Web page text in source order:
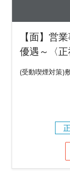
【面】営
優遇～〈正
(受動喫煙対策)